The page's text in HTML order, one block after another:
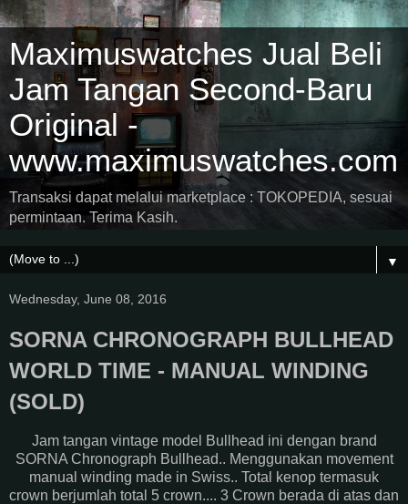
Maximuswatches Jual Beli
Jam Tangan Second-Baru
Original -
www.maximuswatches.com
Transaksi dapat melalui marketplace : TOKOPEDIA, sesuai
permintaan. Terima Kasih.
▼
Wednesday, June 08, 2016
SORNA CHRONOGRAPH BULLHEAD
WORLD TIME - MANUAL WINDING
(SOLD)
Jam tangan vintage model Bullhead ini dengan brand
SORNA Chronograph Bullhead.. Menggunakan movement
manual winding made in Swiss.. Total kenop termasuk
crown berjumlah total 5 crown.... 3 Crown berada di atas dan